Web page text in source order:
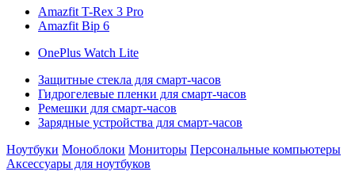
Amazfit T-Rex 3 Pro
Amazfit Bip 6
OnePlus Watch Lite
Защитные стекла для смарт-часов
Гидрогелевые пленки для смарт-часов
Ремешки для смарт-часов
Зарядные устройства для смарт-часов
Ноутбуки Моноблоки Мониторы Персональные компьютеры
Аксессуары для ноутбуков